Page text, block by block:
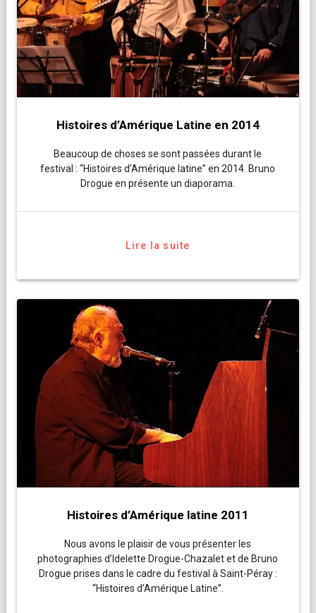
Histoires d’Amérique Latine en 2014
Beaucoup de choses se sont passées durant le
festival : “Histoires d’Amérique latine” en 2014. Bruno
Drogue en présente un diaporama.
Lire la suite
Histoires d’Amérique latine 2011
Nous avons le plaisir de vous présenter les
photographies d’Idelette Drogue-Chazalet et de Bruno
Drogue prises dans le cadre du festival à Saint-Péray :
“Histoires d’Amérique Latine”.